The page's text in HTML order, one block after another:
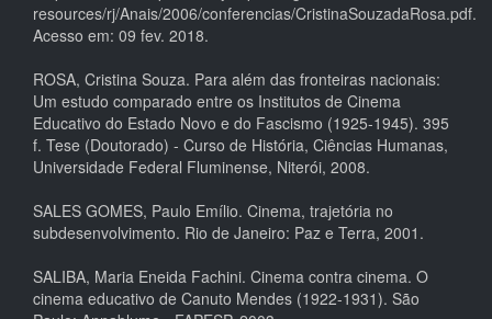
resources/rj/Anais/2006/conferencias/CristinaSouzadaRosa.pdf.
Acesso em: 09 fev. 2018.
ROSA, Cristina Souza. Para além das fronteiras nacionais:
Um estudo comparado entre os Institutos de Cinema
Educativo do Estado Novo e do Fascismo (1925-1945). 395
f. Tese (Doutorado) - Curso de História, Ciências Humanas,
Universidade Federal Fluminense, Niterói, 2008.
SALES GOMES, Paulo Emílio. Cinema, trajetória no
subdesenvolvimento. Rio de Janeiro: Paz e Terra, 2001.
SALIBA, Maria Eneida Fachini. Cinema contra cinema. O
cinema educativo de Canuto Mendes (1922-1931). São